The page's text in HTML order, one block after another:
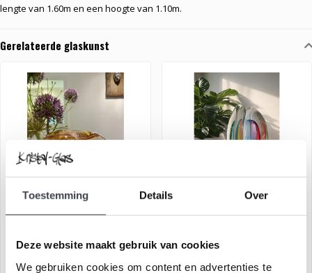
Toestemming Details Over
Deze website maakt gebruik van cookies
We gebruiken cookies om content en advertenties te
lengte van 1.60m en een hoogte van 1.10m.
Gerelateerde glaskunst
Leerdam glaskunst '4
Leerdam glaskunst 'Samen 1'